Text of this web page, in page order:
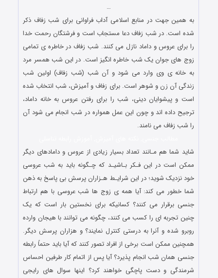
…
به همین جهت در منابع اسلامی آداب فراوانی برای شب زفاف ذکر
شده است. در شب زفاف دعا مستجاب است و فرشتگان رحمت خدا
را برای عروس و داماد نازل می کنند. شب زفاف در خاطره ی تمامی
زوج های جوان یک شب خاطره انگیز است. در این شب همسر مرد
به خانه ی وی وارد می شود و آن شب (شب زفاف) اولین شب
زندگی آن زن و شوهر است. برای زفاف و آمیزش، شب انتخاب شده
است و پیشوایان دینی، شب را برای رفتن عروس به خانه داماد،
ترجیح داده اند و چون این عمل همواره در شب انجام می شود آن
را شب زفاف می نامند.
شاید شما هم مـانند تعداد بسیار زیادی از عروس و دامادهای دیگر
ممکن است در این فـکر بـاشیـد که چـگونه باید به شب عروسی
خود نزدیک شوید؛ در این شرایـط هـزاران پرسش بی پاسخ به ذهن
شما خطور می کند: آیا همه ی زوج ها شب عروسی با هم ارتباط
جنسی برقرار می کنند؟ کسانیکه برای نخستین بار است که یک
چنین تجربه ای را کسب می کنند، چگونه می توانند با هیجان وارده
روبرو شده و آنرا به درستی کنترل نمایند؟ و هزاران پرسش دیگر.
همچنین ممکن است برخی از افراد تصور کنند که آیا باید حتماً رابطه
جنسی همان شب انجام پذیرد؟ آیا پس از اتمام کار طرفین احساس
شرمندگی و دست پاچگی خواهند کرد؟ اینها سوال های رایجی